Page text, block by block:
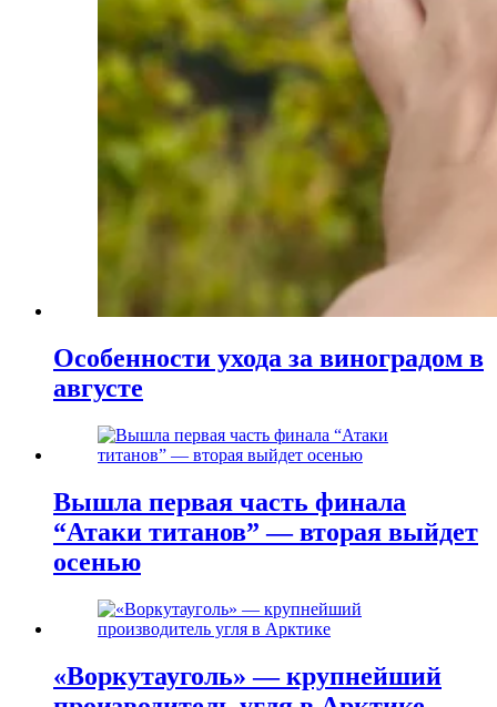
Особенности ухода за виноградом в
августе
Вышла первая часть финала
“Атаки титанов” — вторая выйдет
осенью
«Воркутауголь» — крупнейший